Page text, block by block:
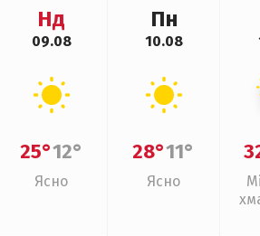
Нд
09.08
25°12°
Ясно
Пн
10.08
28°11°
Ясно